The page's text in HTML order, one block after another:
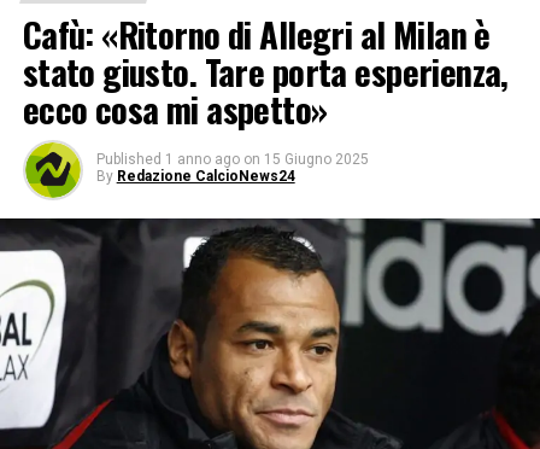
Cafù: «Ritorno di Allegri al Milan è
stato giusto. Tare porta esperienza,
ecco cosa mi aspetto»
Published 1 anno ago on 15 Giugno 2025
By Redazione CalcioNews24